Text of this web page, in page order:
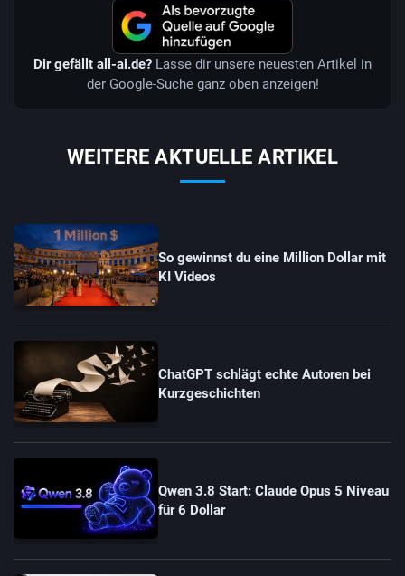
Dir gefällt all-ai.de? Lasse dir unsere neuesten Artikel in
der Google-Suche ganz oben anzeigen!
WEITERE AKTUELLE ARTIKEL
So gewinnst du eine Million Dollar mit
KI Videos
ChatGPT schlägt echte Autoren bei
Kurzgeschichten
Qwen 3.8 Start: Claude Opus 5 Niveau
für 6 Dollar